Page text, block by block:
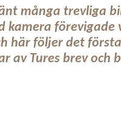
många trevliga
kamera förevigade
här följer det första
av Tures brev och